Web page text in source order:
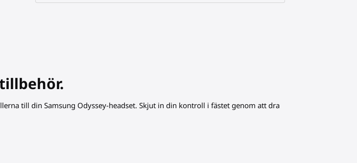
till din Samsung Odyssey-headset. Skjut in din kontroll i fästet genom att dra